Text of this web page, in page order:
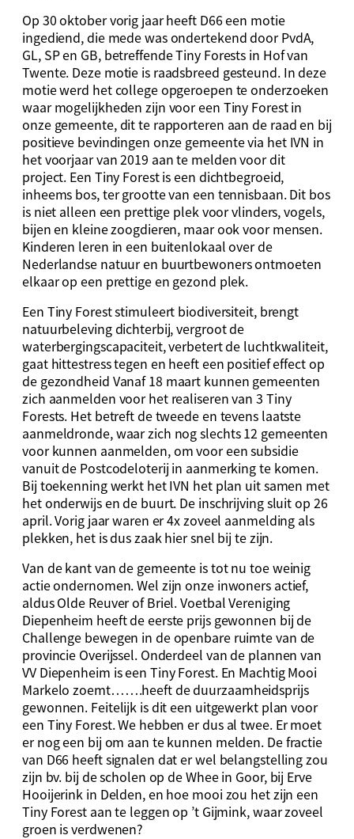
Op 30 oktober vorig jaar heeft D66 een motie
ingediend, die mede was ondertekend door PvdA,
GL, SP en GB, betreffende Tiny Forests in Hof van
Twente. Deze motie is raadsbreed gesteund. In deze
motie werd het college opgeroepen te onderzoeken
waar mogelijkheden zijn voor een Tiny Forest in
onze gemeente, dit te rapporteren aan de raad en bij
positieve bevindingen onze gemeente via het IVN in
het voorjaar van 2019 aan te melden voor dit
project. Een Tiny Forest is een dichtbegroeid,
inheems bos, ter grootte van een tennisbaan. Dit bos
is niet alleen een prettige plek voor vlinders, vogels,
bijen en kleine zoogdieren, maar ook voor mensen.
Kinderen leren in een buitenlokaal over de
Nederlandse natuur en buurtbewoners ontmoeten
elkaar op een prettige en gezond plek.
Een Tiny Forest stimuleert biodiversiteit, brengt
natuurbeleving dichterbij, vergroot de
waterbergingscapaciteit, verbetert de luchtkwaliteit,
gaat hittestress tegen en heeft een positief effect op
de gezondheid Vanaf 18 maart kunnen gemeenten
zich aanmelden voor het realiseren van 3 Tiny
Forests. Het betreft de tweede en tevens laatste
aanmeldronde, waar zich nog slechts 12 gemeenten
voor kunnen aanmelden, om voor een subsidie
vanuit de Postcodeloterij in aanmerking te komen.
Bij toekenning werkt het IVN het plan uit samen met
het onderwijs en de buurt. De inschrijving sluit op 26
april. Vorig jaar waren er 4x zoveel aanmelding als
plekken, het is dus zaak hier snel bij te zijn.
Van de kant van de gemeente is tot nu toe weinig
actie ondernomen. Wel zijn onze inwoners actief,
aldus Olde Reuver of Briel. Voetbal Vereniging
Diepenheim heeft de eerste prijs gewonnen bij de
Challenge bewegen in de openbare ruimte van de
provincie Overijssel. Onderdeel van de plannen van
VV Diepenheim is een Tiny Forest. En Machtig Mooi
Markelo zoemt…….heeft de duurzaamheidsprijs
gewonnen. Feitelijk is dit een uitgewerkt plan voor
een Tiny Forest. We hebben er dus al twee. Er moet
er nog een bij om aan te kunnen melden. De fractie
van D66 heeft signalen dat er wel belangstelling zou
zijn bv. bij de scholen op de Whee in Goor, bij Erve
Hooijerink in Delden, en hoe mooi zou het zijn een
Tiny Forest aan te leggen op ’t Gijmink, waar zoveel
groen is verdwenen?